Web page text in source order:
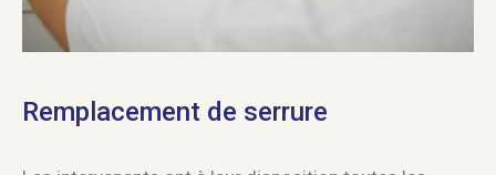
Remplacement de serrure